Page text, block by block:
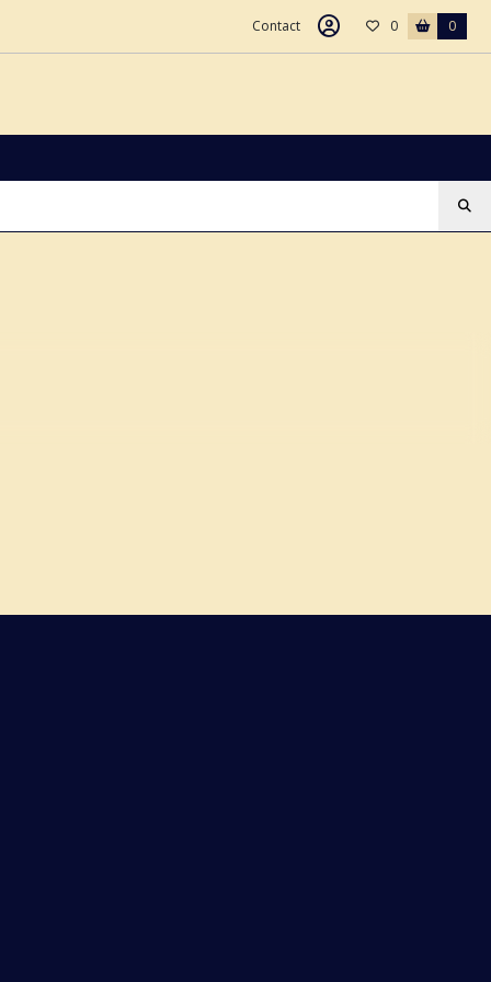
Contact 0 0